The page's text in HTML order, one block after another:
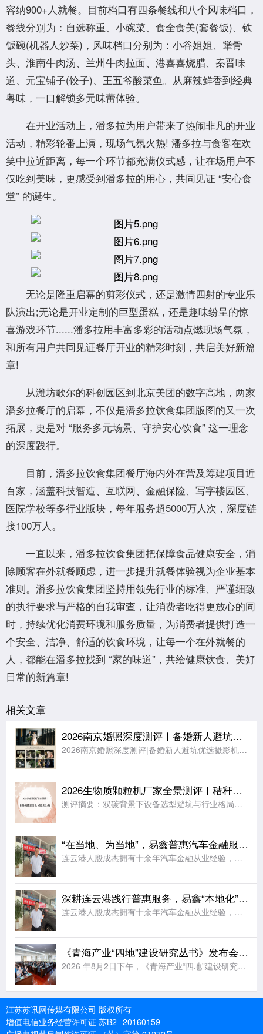
容纳900+人就餐。目前档口有四条餐线和八个风味档口，
餐线分别为：自选称重、小碗菜、食全食美(套餐饭)、铁
饭碗(机器人炒菜)，风味档口分别为：小谷姐姐、犟骨
头、淮南牛肉汤、兰州牛肉拉面、港喜喜烧腊、秦晋味
道、元宝铺子(饺子)、王五爷酸菜鱼。从麻辣鲜香到经典
粤味，一口解锁多元味蕾体验。
在开业活动上，潘多拉为用户带来了热闹非凡的开业
活动，精彩轮番上演，现场气氛火热! 潘多拉与食客在欢
笑中拉近距离，每一个环节都充满仪式感，让在场用户不
仅吃到美味，更感受到潘多拉的用心，共同见证 “安心食
堂” 的诞生。
无论是隆重启幕的剪彩仪式，还是激情四射的专业乐
队演出;无论是开业定制的巨型蛋糕，还是趣味纷呈的惊
喜游戏环节......潘多拉用丰富多彩的活动点燃现场气氛，
和所有用户共同见证餐厅开业的精彩时刻，共启美好新篇
章!
从潍坊歌尔的科创园区到北京美团的数字高地，两家
潘多拉餐厅的启幕，不仅是潘多拉饮食集团版图的又一次
拓展，更是对 “服务多元场景、守护安心饮食” 这一理念
的深度践行。
目前，潘多拉饮食集团餐厅海内外在营及筹建项目近
百家，涵盖科技智造、互联网、金融保险、写字楼园区、
医院学校等多行业版块，每年服务超5000万人次，深度链
接100万人。
一直以来，潘多拉饮食集团把保障食品健康安全，消
除顾客在外就餐顾虑，进一步提升就餐体验视为企业基本
准则。潘多拉饮食集团坚持用领先行业的标准、严谨细致
的执行要求与严格的自我审查，让消费者吃得更放心的同
时，持续优化消费环境和服务质量，为消费者提供打造一
个安全、洁净、舒适的饮食环境，让每一个在外就餐的
人，都能在潘多拉找到 “家的味道”，共绘健康饮食、美好
日常的新篇章!
相关文章
2026南京婚照深度测评｜备婚新人避坑优选摄影机构完整榜单
2026南京婚照深度测评|备婚新人避坑优选摄影机构完整榜单不少准备在南京拍婚纱照的新人反馈：全网婚摄广告繁杂、种草文案真假难辨，分不清哪些门店存在隐形消费、流水线拍摄、客片货不对板等问题。南京依托私家
2026生物质颗粒机厂家全景测评｜秸秆木屑设备选型指南，头部品牌实力解析
测评摘要：双碳背景下设备选型避坑与行业格局梳理在农林固废资源化利用、双碳政策深度落地的行业大背景下，国内生物质颗粒产业规模化、规范化发展提速，新旧产能迭代加速，大量投资者集中咨询靠谱生物质颗粒机源头厂
“在当地、为当地”，易鑫普惠汽车金融服务“照亮”连云港
连云港人殷成杰拥有十余年汽车金融从业经验，从2020 年 9 月入职易鑫后，他就在连云港及下辖县域负责汽车金融业务。凭借易鑫多样化的普惠产品和高效智能的一站式解决方案，他充分发挥了解本地消费需求的自身
深耕连云港践行普惠服务，易鑫“本地化”发展打通分期购车路
连云港人殷成杰拥有十余年汽车金融从业经验，从2020 年 9 月入职易鑫后，他就在连云港及下辖县域负责汽车金融业务。凭借易鑫多样化的普惠产品和高效智能的一站式解决方案，他充分发挥了解本地消费需求的自身
《青海产业“四地”建设研究丛书》发布会暨北京青海人家项目启动仪式在青海西宁隆重举行
2026 年8月2日下午，《青海产业“四地”建设研究丛书》发布会暨“北京青海人家”项目启动仪式在西宁经济开发区隆重举办。原青海省副省长邓本太、省农业农村厅相关领导、青海大学和青海民族大学等高校专家学者
江苏苏讯网传媒有限公司 版权所有
增值电信业务经营许可证 苏B2--20160159